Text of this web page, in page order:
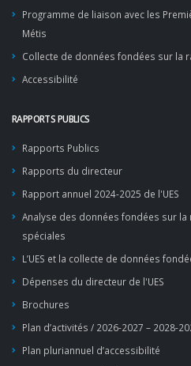
Programme de liaison avec les
Métis
Collecte de données fondées sur la
Accessibilité
RAPPORTS PUBLICS
Rapports Publics
Rapports du directeur
Rapport annuel 2024-2025 de l'UES
Analyse des données fondées sur la
spéciales
L’UES et la collecte de données
Dépenses du directeur de l'UES
Brochures
Plan d’activités / 2026-2027 – 2028-
Plan pluriannuel d’accessibilité